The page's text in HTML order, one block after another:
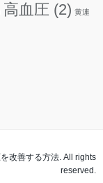
高血圧 (2) 黄連
改善する方法. All rights
reserved.